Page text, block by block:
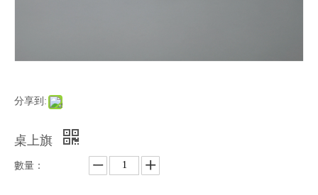
分享到:
桌上旗
數量：